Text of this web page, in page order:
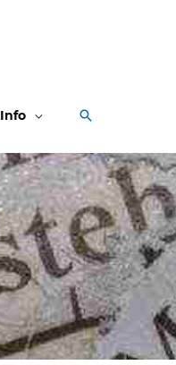
Info Suchen